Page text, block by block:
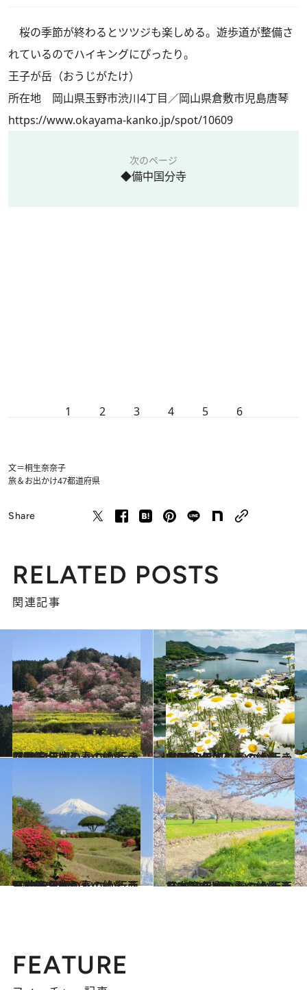
桜の季節が終わるとツツジも楽しめる。遊歩道が整備さ
れているのでハイキングにぴったり。
王子が岳（おうじがたけ）
所在地 岡山県玉野市渋川4丁目／岡山県倉敷市児島唐琴
https://www.okayama-kanko.jp/spot/10609
次のページ
◆備中国分寺
1 2 3 4 5 6
文＝桐生奈奈子
旅＆お出かけ47都道府県
Share
RELATED POSTS
関連記事
2024.3.30
【2024年版】 いつか行きたい！ 日本の春の絶景 ～四国篇～
旅＆お出かけ 2023.4.4
【2023年版】 いつか行きたい！ 日本の春の絶景 ～中国篇～
旅＆お出かけ
2023.4.7
【2023年版】 いつか行きたい！ 日本の春の絶景 西日本篇まとめ①
旅＆お出かけ 2023.4.7
【2023年版】 いつか行きたい！ 日本の春の絶景 西日本篇まとめ②
旅＆お出かけ
FEATURE